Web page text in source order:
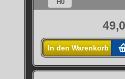
H0
In den Warenkorb